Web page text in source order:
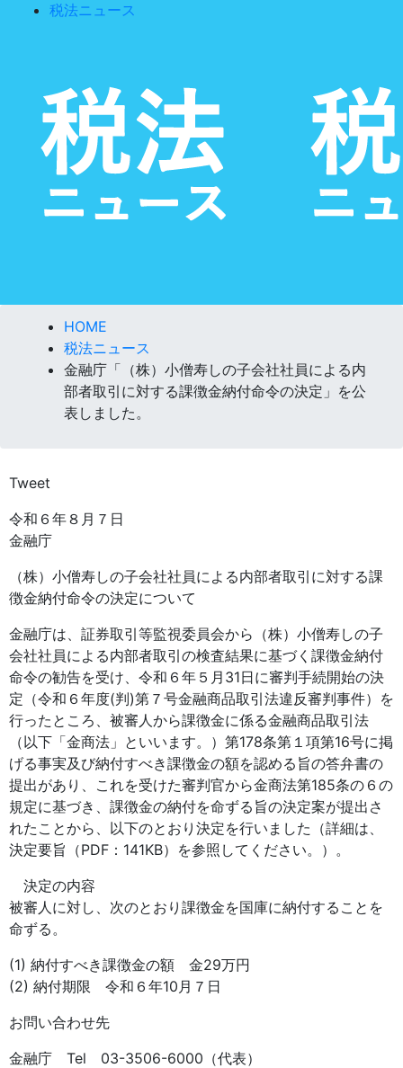
税法ニュース
HOME
税法ニュース
金融庁「（株）小僧寿しの子会社社員による内
部者取引に対する課徴金納付命令の決定」を公
表しました。
Tweet
令和６年８月７日
金融庁
（株）小僧寿しの子会社社員による内部者取引に対する課
徴金納付命令の決定について
金融庁は、証券取引等監視委員会から（株）小僧寿しの子
会社社員による内部者取引の検査結果に基づく課徴金納付
命令の勧告を受け、令和６年５月31日に審判手続開始の決
定（令和６年度(判)第７号金融商品取引法違反審判事件）を
行ったところ、被審人から課徴金に係る金融商品取引法
（以下「金商法」といいます。）第178条第１項第16号に掲
げる事実及び納付すべき課徴金の額を認める旨の答弁書の
提出があり、これを受けた審判官から金商法第185条の６の
規定に基づき、課徴金の納付を命ずる旨の決定案が提出さ
れたことから、以下のとおり決定を行いました（詳細は、
決定要旨（PDF：141KB）を参照してください。）。
決定の内容
被審人に対し、次のとおり課徴金を国庫に納付することを
命ずる。
(1) 納付すべき課徴金の額 金29万円
(2) 納付期限 令和６年10月７日
お問い合わせ先
金融庁 Tel 03-3506-6000（代表）